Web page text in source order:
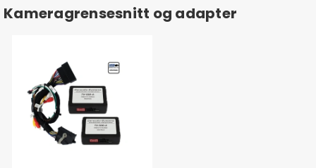
Kameragrensesnitt og adapter